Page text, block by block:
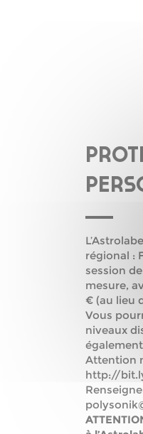
régional :
session
mesure,
€ (au lieu
Vous
niveaux
Attention
http://